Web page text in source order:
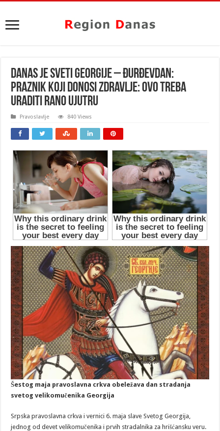
DANAS JE SVETI GEORGIJE – ĐURĐEVDAN:
Praznik koji donosi zdravlje: OVO treba
uraditi RANO UJUTRU
Pravoslavlje 840 Views
Šestog maja pravoslavna crkva obeležava dan stradanja
svetog velikomučenika Georgija
Srpska pravoslavna crkva i vernici 6. maja slave Svetog Georgija,
jednog od devet velikomučenika i prvih stradalnika za hrišćansku veru.